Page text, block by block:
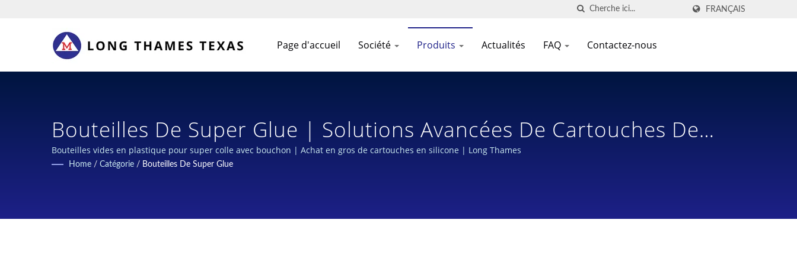
FRANÇAIS
Page d'accueil Société Produits Actualités FAQ Contactez-nous
Bouteilles De Super Glue | Solutions Avancées De Cartouches De
Graisse Pour Lubrification Haute Performance
Bouteilles vides en plastique pour super colle avec bouchon | Achat en gros de cartouches en silicone | Long Thames
Home / Catégorie / Bouteilles De Super Glue